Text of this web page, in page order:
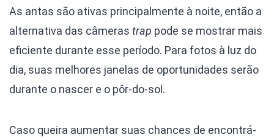
As antas são ativas principalmente à noite, então a
alternativa das câmeras trap pode se mostrar mais
eficiente durante esse período. Para fotos à luz do
dia, suas melhores janelas de oportunidades serão
durante o nascer e o pôr-do-sol.
Caso queira aumentar suas chances de encontrá-